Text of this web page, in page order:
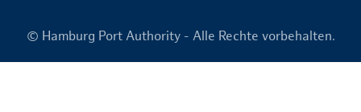
© Hamburg Port Authority - Alle Rechte vorbehalten.